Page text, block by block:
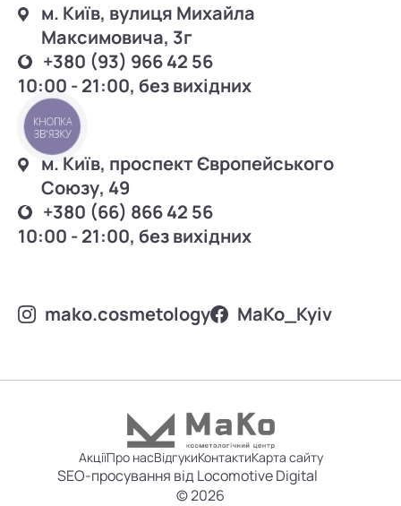
м. Київ, вулиця Михайла
Максимовича, 3г
+380 (93) 966 42 56
10:00 - 21:00, без вихідних
м. Київ, проспект Європейського
Союзу, 49
+380 (66) 866 42 56
10:00 - 21:00, без вихідних
mako.cosmetology MаKo_Kyiv
АкціїПро насВідгукиКонтактиКарта сайту
SEO-просування від Locomotive Digital
© 2026
КНОПКА
ЗВ'ЯЗКУ